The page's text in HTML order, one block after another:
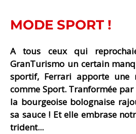
MODE SPORT !
A tous ceux qui
GranTurismo un certain
sportif, Ferrari apporte une
comme Sport. Tranformée
la bourgeoise bolognaise
sa sauce ! Et elle embrase
trident...